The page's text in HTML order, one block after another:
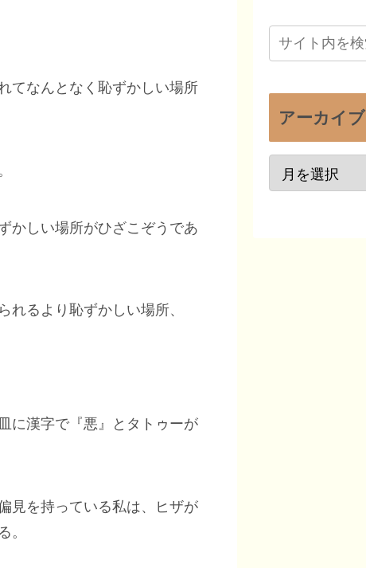
てなんとなく恥ずかしい場所
かしい場所がひざこぞうであ
るより恥ずかしい場所、
に漢字で『悪』とタトゥーが
見を持っている私は、ヒザが
。
アーカイブ